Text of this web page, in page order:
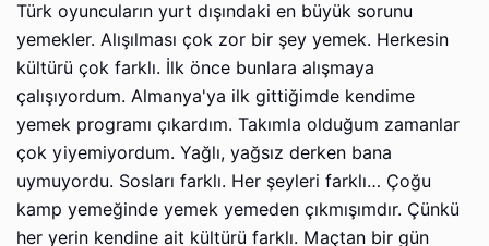
Türk oyuncuların yurt dışındaki en büyük sorunu
yemekler. Alışılması çok zor bir şey yemek. Herkesin
kültürü çok farklı. İlk önce bunlara alışmaya
çalışıyordum. Almanya'ya ilk gittiğimde kendime
yemek programı çıkardım. Takımla olduğum zamanlar
çok yiyemiyordum. Yağlı, yağsız derken bana
uymuyordu. Sosları farklı. Her şeyleri farklı… Çoğu
kamp yemeğinde yemek yemeden çıkmışımdır. Çünkü
her yerin kendine ait kültürü farklı. Maçtan bir gün